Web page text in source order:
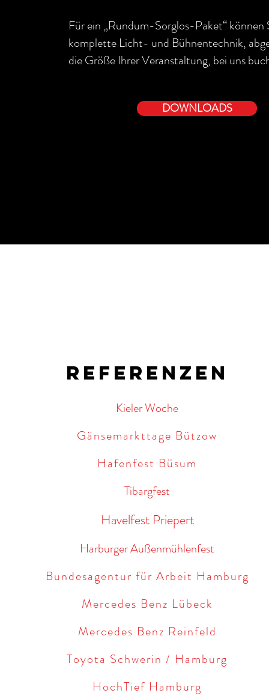
Für ein „Rundum-Sorglos-Paket“ können
komplette Licht- und Bühnentechnik,
die Größe Ihrer Veranstaltung, bei uns
DOWNLOADS
REferenzen
Kieler Woche
Gänsemarkttage Bützow
Hafenfest Büsum
Tibargfest
Havelfest Priepert
Harburger Außenmühlenfest
Bundesagentur für Arbeit Hamburg
Mercedes Benz Lübeck
Mercedes Benz Reinfeld
Toyota Schwerin / Hamburg
HochTief Hamburg